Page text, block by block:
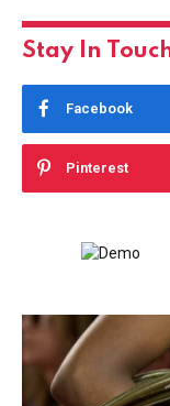
Stay In
Facebook
Pinterest